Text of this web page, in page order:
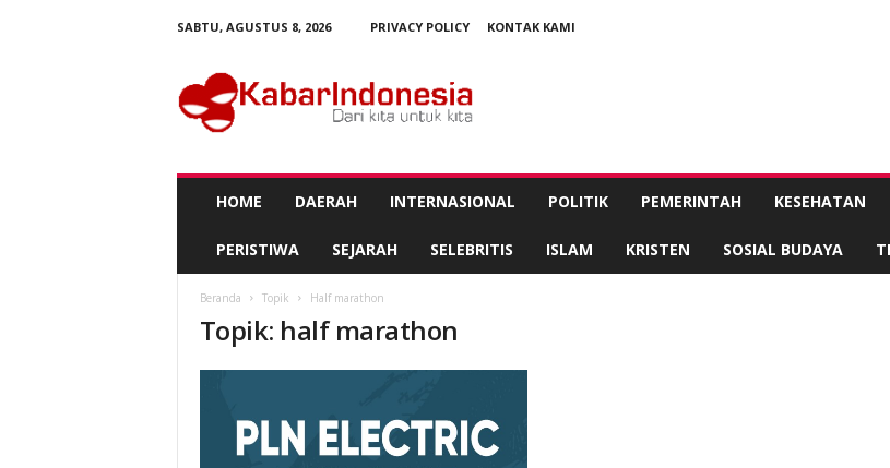
SABTU, AGUSTUS 8, 2026 PRIVACY POLICY
KONTAK KAMI
b
HOME DAERAH INTERNASIONAL POLITIK PEMERINTAH KESEHATAN
PERISTIWA SEJARAH SELEBRITIS ISLAM KRISTEN SOSIAL BUDAYA
Beranda Topik Half marathon
Topik: half marathon